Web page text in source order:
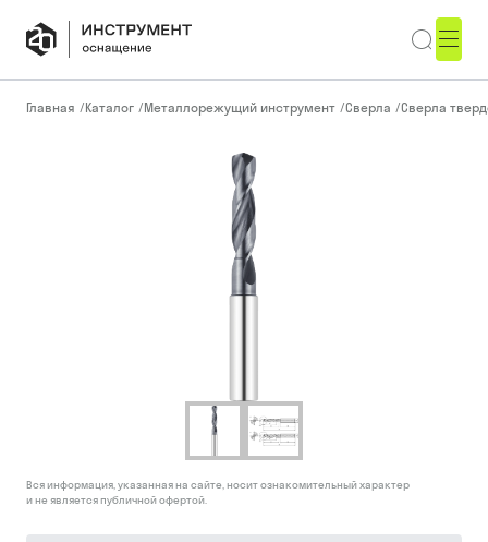
Главная /Каталог /Металлорежущий инструмент /Сверла /Сверла
Вся информация, указанная на сайте, носит ознакомительный характер
и не является публичной офертой.